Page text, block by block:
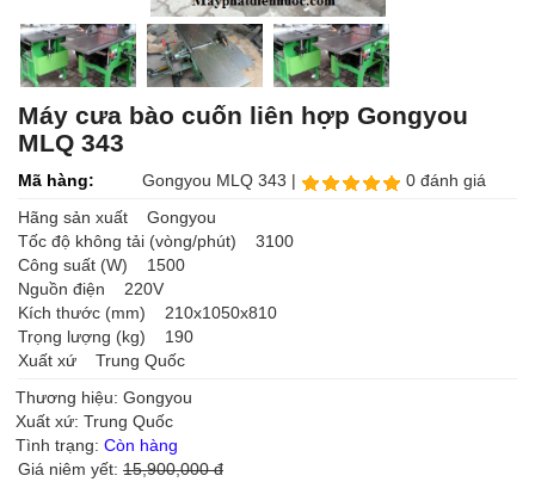
Máy cưa bào cuốn liên hợp Gongyou
MLQ 343
Mã hàng: Gongyou MLQ 343 |
0 đánh giá
Hãng sản xuất Gongyou
Tốc độ không tải (vòng/phút) 3100
Công suất (W) 1500
Nguồn điện 220V
Kích thước (mm) 210x1050x810
Trọng lượng (kg) 190
Xuất xứ Trung Quốc
Thương hiệu: Gongyou
Xuất xứ: Trung Quốc
Tình trạng: Còn hàng
Giá niêm yết: 15,900,000 đ